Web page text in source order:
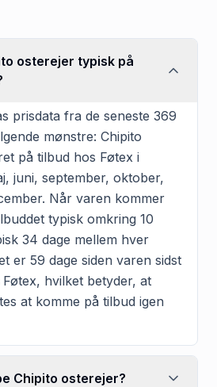
osterejer typisk på
prisdata fra de seneste 369
mønstre: Chipito
på tilbud hos Føtex i
juni, september, oktober,
Når varen kommer
typisk omkring 10
34 dage mellem hver
er 59 dage siden varen sidst
hvilket betyder, at
at komme på tilbud igen
Chipito osterejer?